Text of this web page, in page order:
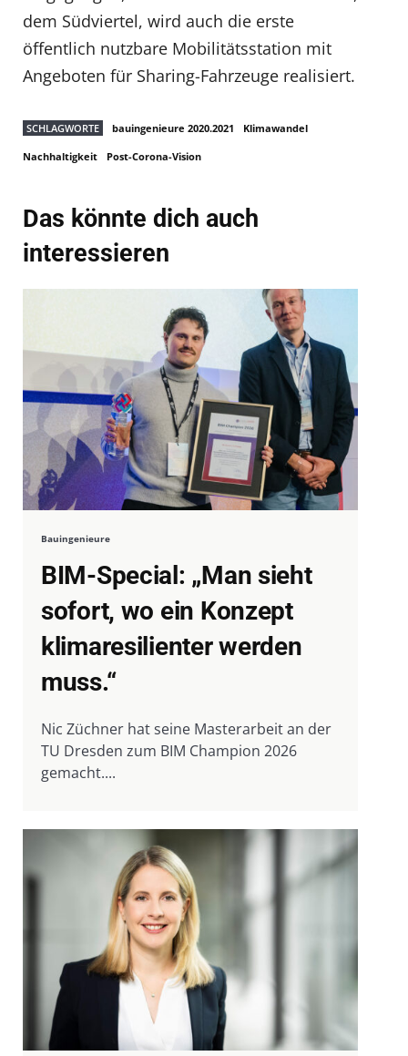
dem Südviertel, wird auch die erste
öffentlich nutzbare Mobilitätsstation mit
Angeboten für Sharing-Fahrzeuge realisiert.
SCHLAGWORTE bauingenieure 2020.2021 Klimawandel
Nachhaltigkeit Post-Corona-Vision
Das könnte dich auch
interessieren
Bauingenieure
BIM-Special: „Man sieht
sofort, wo ein Konzept
klimaresilienter werden
muss.“
Nic Züchner hat seine Masterarbeit an der
TU Dresden zum BIM Champion 2026
gemacht....